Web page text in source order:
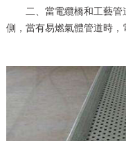
二、當電纜橋和工藝管
側，當有易燃氣體管道時，